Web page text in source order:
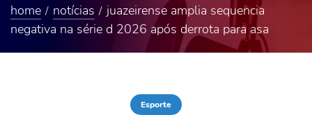
home notícias
juazeirense amplia sequencia
negativa na série d 2026 após derrota para asa
Esporte